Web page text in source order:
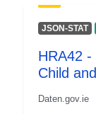
JSON-STAT
HRA42
Child
Daten.gov.ie